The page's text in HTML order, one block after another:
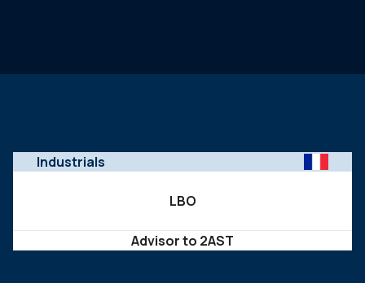
Industrials
LBO
Advisor to 2AST